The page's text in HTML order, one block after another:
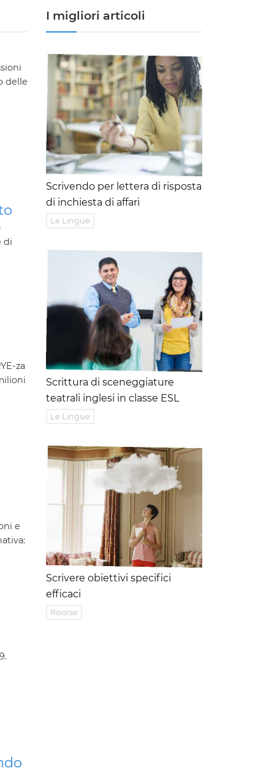
delle
di
za
e
I migliori articoli
Scrivendo per lettera di risposta
di inchiesta di affari
Le Lingue
Scrittura di sceneggiature
teatrali inglesi in classe ESL
Le Lingue
Scrivere obiettivi specifici
efficaci
Risorse